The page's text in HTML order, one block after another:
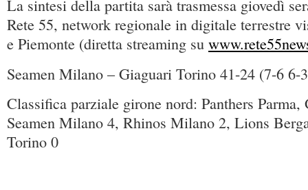
La sintesi della partita sarà trasmessa giovedì
Rete 55, network regionale in digitale terrestre
e Piemonte (diretta streaming su
Seamen Milano – Giaguari Torino 41-24 (7-6 6-
Classifica parziale girone nord: Panthers Parma,
Seamen Milano 4, Rhinos Milano 2, Lions
Torino 0